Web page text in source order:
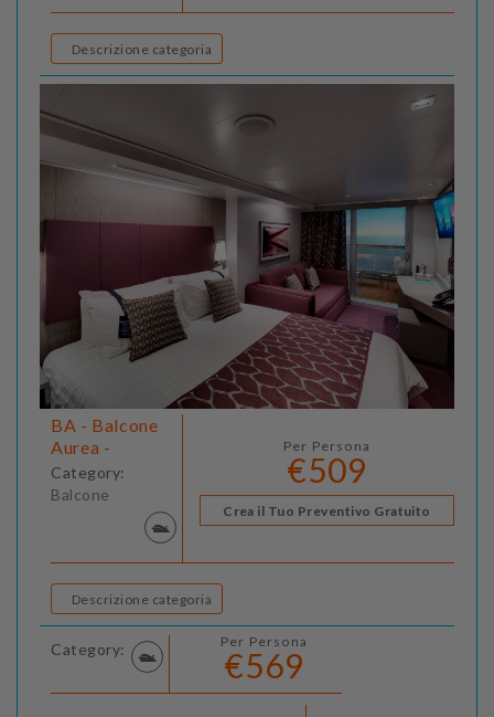
Descrizione categoria
BA - Balcone
Aurea -
Category:
Balcone
Per Persona
€509
Crea il Tuo Preventivo Gratuito
Descrizione categoria
Category: Per Persona
€569